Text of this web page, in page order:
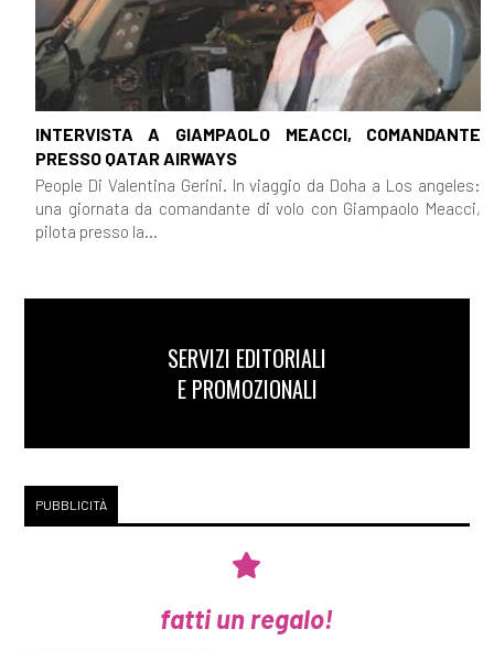
INTERVISTA A GIAMPAOLO MEACCI, COMANDANTE
PRESSO QATAR AIRWAYS
People Di Valentina Gerini. In viaggio da Doha a Los angeles:
una giornata da comandante di volo con Giampaolo Meacci,
pilota presso la...
SERVIZI EDITORIALI
E PROMOZIONALI
PUBBLICITÀ
fatti un regalo!